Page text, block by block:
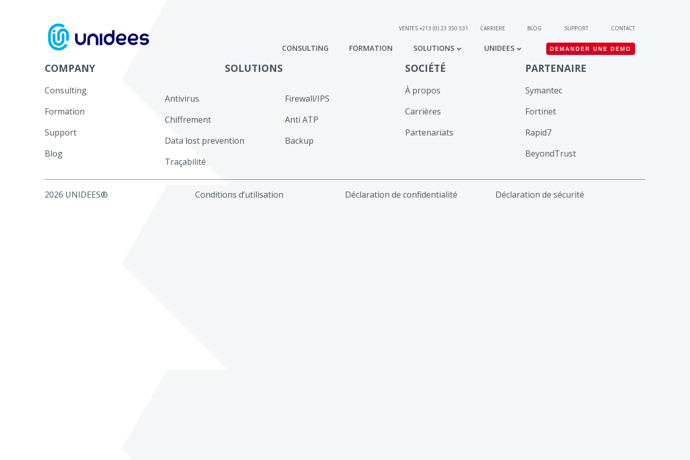
VENTES +213 (0) 23 350 531 CARRIERE BLOG SUPPORT CONTACT
CONSULTING FORMATION SOLUTIONS UNIDEES DEMANDER UNE DEMO
COMPANY
Consulting
Formation
Support
Blog
SOLUTIONS
Antivirus
Chiffrement
Data lost prevention
Traçabilité
Firewall/IPS
Anti ATP
Backup
SOCIÉTÉ
À propos
Carrières
Partenariats
PARTENAIRE
Symantec
Fortinet
Rapid7
BeyondTrust
2026 UNIDEES® Conditions d’utilisation Déclaration de confidentialité Déclaration de sécurité